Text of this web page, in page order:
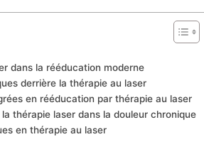
dans la rééducation moderne
derrière la thérapie au laser
en rééducation par thérapie au laser
thérapie laser dans la douleur chronique
en thérapie au laser